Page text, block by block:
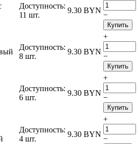
Доступность:
11 шт.
9.30 BYN
−
Купить
Доступность:
8 шт.
9.30 BYN
+
−
Купить
Доступность:
6 шт.
9.30 BYN
+
−
Купить
Доступность:
4 шт.
9.30 BYN
+
−